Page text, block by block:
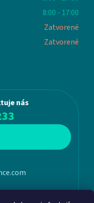
8:00 - 17:00
Zatvorené
Zatvorené
nás